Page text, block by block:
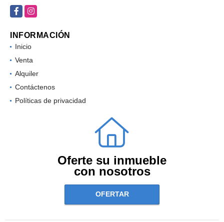
FacebookInstagram
INFORMACIÓN
Inicio
Venta
Alquiler
Contáctenos
Políticas de privacidad
Oferte su inmueble
con nosotros
OFERTAR